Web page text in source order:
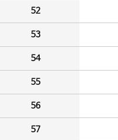
52
53
54
55
56
57